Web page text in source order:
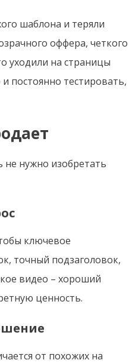
шаблона и теряли
оффера, четкого
уходили на страницы
постоянно тестировать,
не нужно изобретать
ключевое
точный подзаголовок,
видео – хороший
ценность.
от похожих на